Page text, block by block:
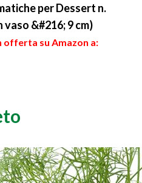
per Dessert n.
vaso &#216; 9 cm)
offerta su Amazon a: